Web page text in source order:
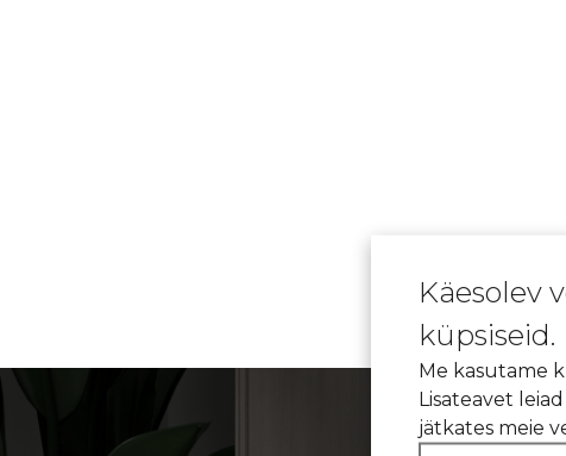
Käesolev
küpsiseid.
Me kasutame
Lisateavet
jätkates meie